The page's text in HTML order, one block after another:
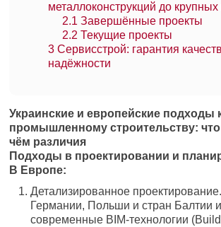
металлоконструкций до
2.1 Завершённые проекты
2.2 Текущие проекты
3 Сервисстрой: гарантия
надёжности
Украинские и европейские подходы
промышленному строительству:
чём различия
Подходы в проектировании и
В Европе:
Детализированное
Германии, Польши и стран Балтии
современные BIM-технологии